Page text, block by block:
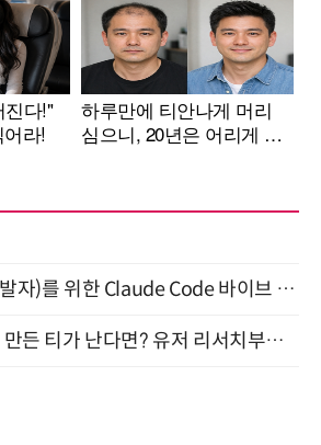
"모든 담당자(비개발자)를 위한 Claude Code 바이브 코딩 2-day 부트캠프" 9월 16~17일 개최
그럴듯하지만 AI가 만든 티가 난다면? 유저 리서치부터 배포까지! (9/15)